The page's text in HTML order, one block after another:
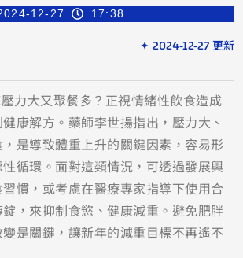
12-27 17:38
✦ 2024-12-27 更新
力大又聚餐多？正視情緒性飲食造成
康解方。藥師李世揚指出，壓力大、
是導致體重上升的關鍵因素，容易形
循環。面對這類情況，可透過發展興
慣，或考慮在醫療專家指導下使用合
，來抑制食慾、健康減重。避免肥胖
是關鍵，讓新年的減重目標不再遙不